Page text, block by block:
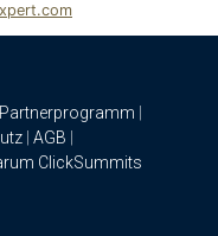
Partnerprogramm
AGB
ClickSummits